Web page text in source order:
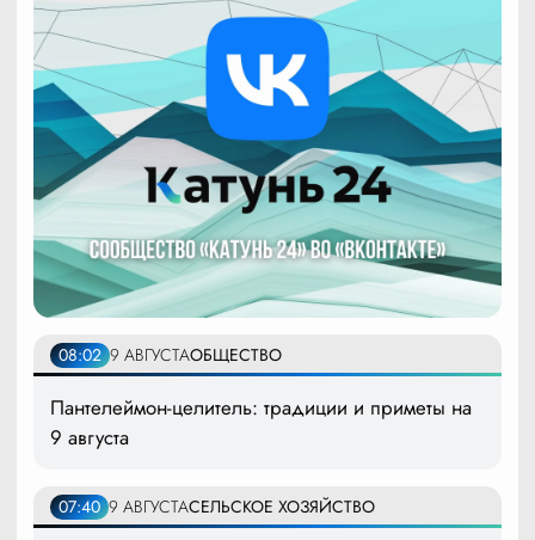
08:02 9 АВГУСТАОБЩЕСТВО
Пантелеймон-целитель: традиции и приметы на
9 августа
07:40 9 АВГУСТАСЕЛЬСКОЕ ХОЗЯЙСТВО